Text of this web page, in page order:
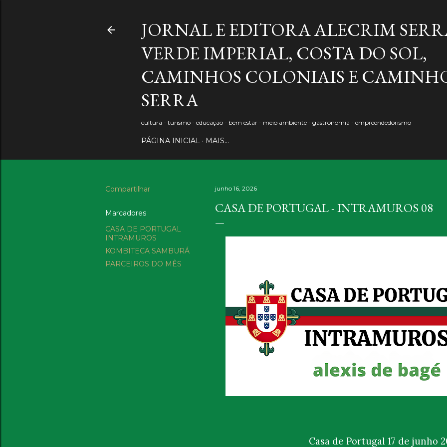
JORNAL E EDITORA ALECRIM
VERDE IMPERIAL, COSTA DO SOL,
CAMINHOS COLONIAIS E
SERRA
cultura - turismo - educação - bem estar - meio ambiente - gastronomia - empreendedorismo
PÁGINA INICIAL MAIS…
Compartilhar
Marcadores
CASA DE PORTUGAL
INTRAMUROS
KOMBITECA SAMBURÁ
PARCEIROS DO MÊS
junho 16, 2026
CASA DE PORTUGAL - INTRAMUROS 08
Casa de Portugal 17 de junho